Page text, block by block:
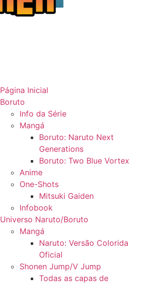
Página Inicial
Boruto
Info da Série
Mangá
Boruto: Naruto Next
Generations
Boruto: Two Blue Vortex
Anime
One-Shots
Mitsuki Gaiden
Infobook
Universo Naruto/Boruto
Mangá
Naruto: Versão Colorida
Oficial
Shonen Jump/V Jump
Todas as capas de